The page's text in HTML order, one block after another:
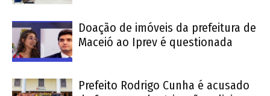
Doação de imóveis da prefeitura de
Maceió ao Iprev é questionada
Prefeito Rodrigo Cunha é acusado